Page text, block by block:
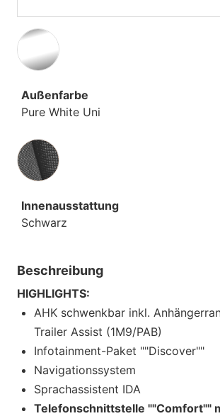
Außenfarbe
Pure White Uni
Innenausstattung
Innenausstattung
Schwarz
Beschreibung
HIGHLIGHTS:
AHK schwenkbar inkl.
Trailer Assist (1M9/PAB)
Infotainment-Paket ""Discover""
Navigationssystem
Sprachassistent IDA
Telefonschnittstelle ""Comfort""